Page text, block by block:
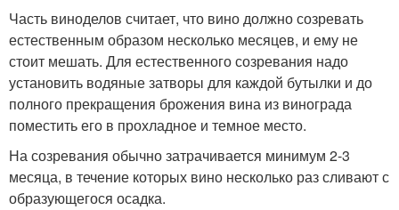
Часть виноделов считает, что вино должно созревать
естественным образом несколько месяцев, и ему не
стоит мешать. Для естественного созревания надо
установить водяные затворы для каждой бутылки и до
полного прекращения брожения вина из винограда
поместить его в прохладное и темное место.
На созревания обычно затрачивается минимум 2-3
месяца, в течение которых вино несколько раз сливают с
образующегося осадка.